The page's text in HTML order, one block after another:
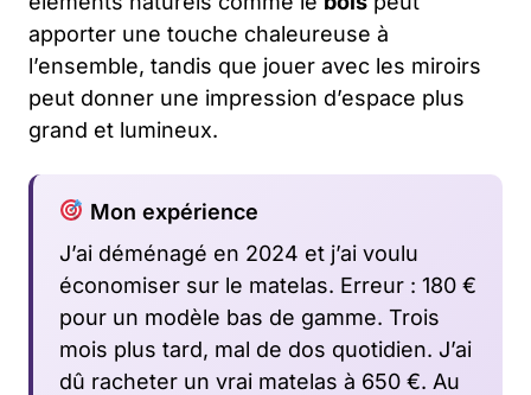
apporter une touche chaleureuse à
l’ensemble, tandis que jouer avec les miroirs
peut donner une impression d’espace plus
grand et lumineux.
Mon expérience
J’ai déménagé en 2024 et j’ai voulu
économiser sur le matelas. Erreur : 180 €
pour un modèle bas de gamme. Trois
mois plus tard, mal de dos quotidien. J’ai
dû racheter un vrai matelas à 650 €. Au